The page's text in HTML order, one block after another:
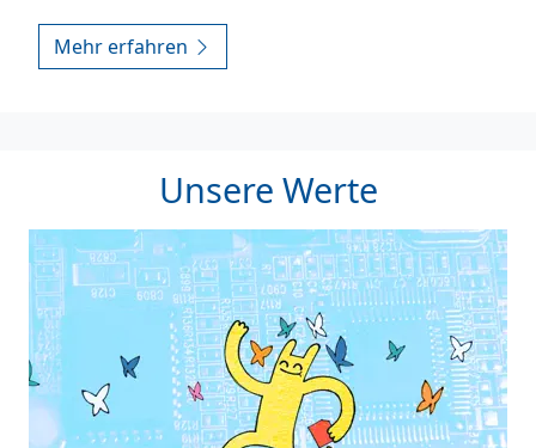
Mehr erfahren
Unsere Werte